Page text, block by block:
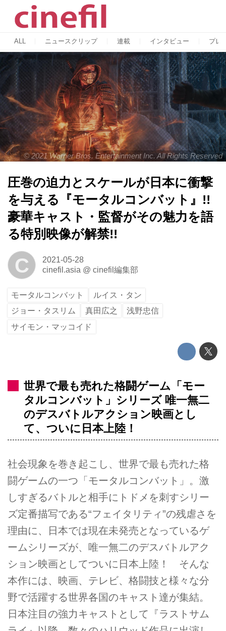
ALL ニュースクリップ 連載 インタビュー プレ
© 2021 Warner Bros. Entertainment Inc. All Rights Reserved
圧巻の迫力とスケールが日本に衝撃
を与える『モータルコンバット』!!
豪華キャスト・監督がその魅力を語
る特別映像が解禁!!
C
2021-05-28
cinefil.asia @ cinefil編集部
モータルコンバット
ルイス・タン
ジョー・タスリム
真田広之
浅野忠信
サイモン・マッコイド
世界で最も売れた格闘ゲーム「モー
タルコンバット」シリーズ 唯一無二
のデスバトルアクション映画とし
て、ついに日本上陸！
社会現象を巻き起こし、世界で最も売れた格
闘ゲームの一つ「モータルコンバット」。激
しすぎるバトルと相手にトドメを刺すシリー
ズ定番描写である“フェイタリティ”の残虐さを
理由に、日本では現在未発売となっているゲ
ームシリーズが、唯一無二のデスバトルアク
ション映画としてついに日本上陸！ そんな
本作には、映画、テレビ、格闘技と様々な分
野で活躍する世界各国のキャスト達が集結。
日本注目の強力キャストとして『ラストサム